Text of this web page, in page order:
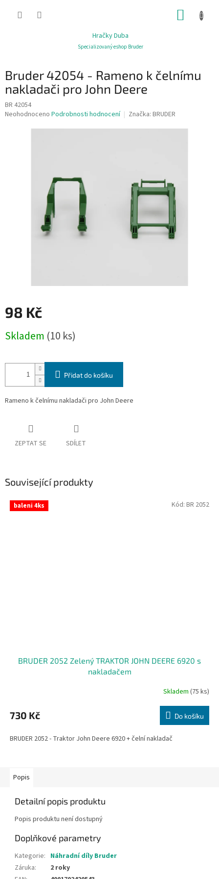
Hračky Duba
Specializovaný eshop Bruder
Bruder 42054 - Rameno k čelnímu
nakladači pro John Deere
BR 42054
Průměrné
Neohodnoceno Podrobnosti hodnocení Značka: BRUDER
98 Kč
cena:
Skladem (10 ks)
Přidat do košíku
Rameno k čelnímu nakladači pro John Deere
ZEPTAT SE SDÍLET
Související produkty
baleni 4ks
BRUDER 2052 Zelený TRAKTOR JOHN DEERE 6920 s
nakladačem
Skladem (75 ks)
730 Kč Do košíku
BRUDER 2052 - Traktor John Deere 6920 + čelní nakladač
Kód: BR 2052
Popis
Detailní popis produktu
Popis produktu není dostupný
Doplňkové parametry
Kategorie: Náhradní díly Bruder
Záruka:
2 roky